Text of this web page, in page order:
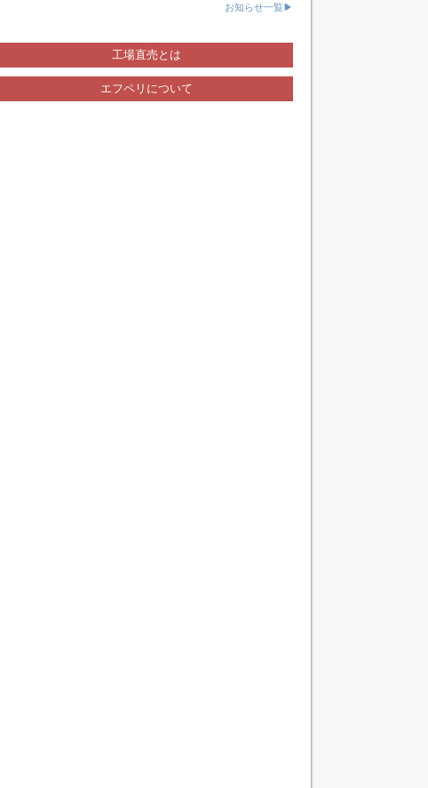
お知らせ一覧▶
工場直売とは
エフペリについて